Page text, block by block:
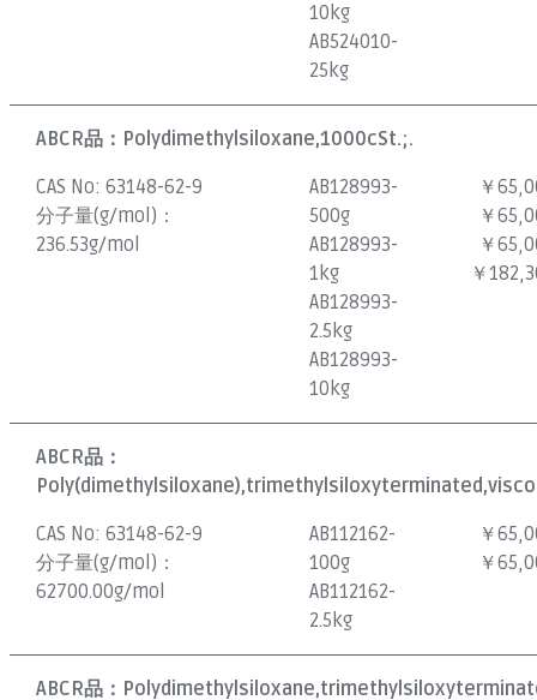
10kg
AB524010-
25kg
ABCR品： Polydimethylsiloxane,1000cSt.;.
CAS No:63148-62-9
分子量(g/mol)：
236.53g/mol
AB128993-
500g
AB128993-
1kg
AB128993-
2.5kg
AB128993-
10kg
￥
￥
￥
￥
ABCR品：
CAS No:63148-62-9
分子量(g/mol)：
62700.00g/mol
AB112162-
100g
AB112162-
2.5kg
￥
￥
ABCR品：